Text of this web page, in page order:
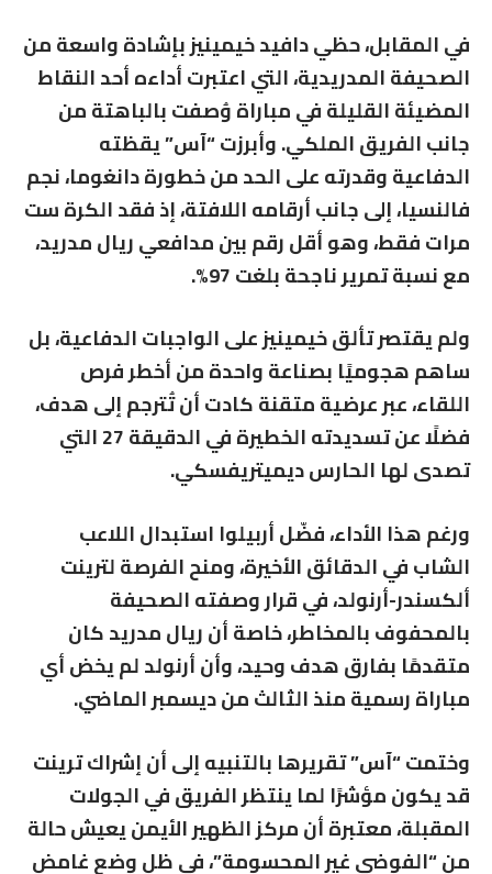
في المقابل، حظي دافيد خيمينيز بإشادة واسعة من
الصحيفة المدريدية، التي اعتبرت أداءه أحد النقاط
المضيئة القليلة في مباراة وُصفت بالباهتة من
جانب الفريق الملكي. وأبرزت “آس” يقظته
الدفاعية وقدرته على الحد من خطورة دانغوما، نجم
فالنسيا، إلى جانب أرقامه اللافتة، إذ فقد الكرة ست
مرات فقط، وهو أقل رقم بين مدافعي ريال مدريد،
مع نسبة تمرير ناجحة بلغت 97%.
ولم يقتصر تألق خيمينيز على الواجبات الدفاعية، بل
ساهم هجوميًا بصناعة واحدة من أخطر فرص
اللقاء، عبر عرضية متقنة كادت أن تُترجم إلى هدف،
فضلًا عن تسديدته الخطيرة في الدقيقة 27 التي
تصدى لها الحارس ديميتريفسكي.
ورغم هذا الأداء، فضّل أربيلوا استبدال اللاعب
الشاب في الدقائق الأخيرة، ومنح الفرصة لترينت
ألكسندر-أرنولد، في قرار وصفته الصحيفة
بالمحفوف بالمخاطر، خاصة أن ريال مدريد كان
متقدمًا بفارق هدف وحيد، وأن أرنولد لم يخض أي
مباراة رسمية منذ الثالث من ديسمبر الماضي.
وختمت “آس” تقريرها بالتنبيه إلى أن إشراك ترينت
قد يكون مؤشرًا لما ينتظر الفريق في الجولات
المقبلة، معتبرة أن مركز الظهير الأيمن يعيش حالة
من “الفوضى غير المحسومة”، في ظل وضع غامض